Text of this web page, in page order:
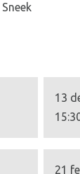
13
21